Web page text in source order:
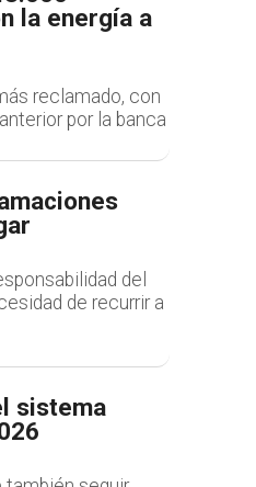
la energía a
reclamado, con
por la banca
del
de recurrir a
sistema